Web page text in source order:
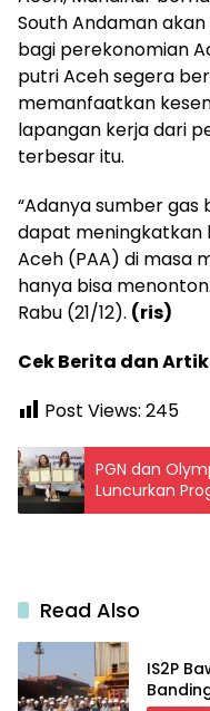
South Andaman
bagi perekonomian
putri Aceh segera
memanfaatkan
lapangan kerja dari
terbesar itu.
“Adanya sumber
dapat meningkatkan
Aceh (PAA) di masa
hanya bisa
Rabu (21/12). (ris)
Cek Berita dan
Post Views: 245
PGN dan
Luncurkan
Pemanfaatan
Read Also
IS2P